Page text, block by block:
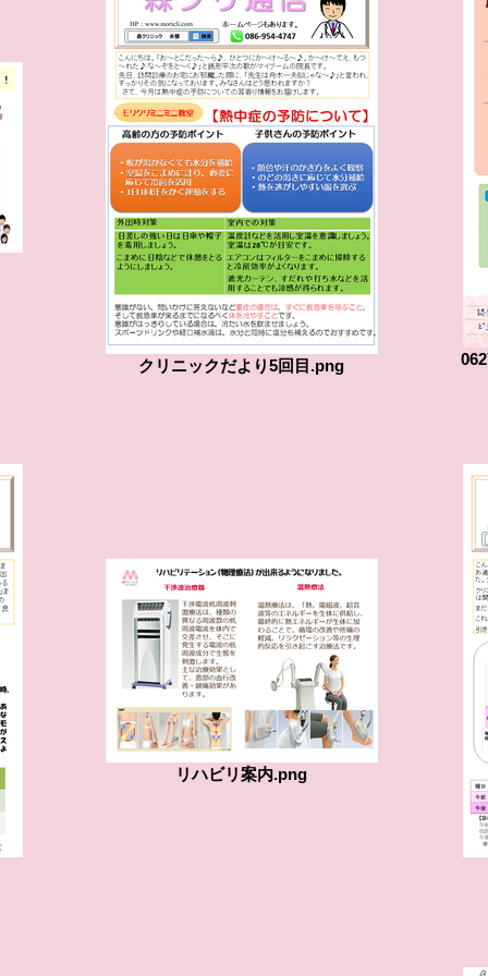
クリニックだより5回目.png
リハビリ案内.png